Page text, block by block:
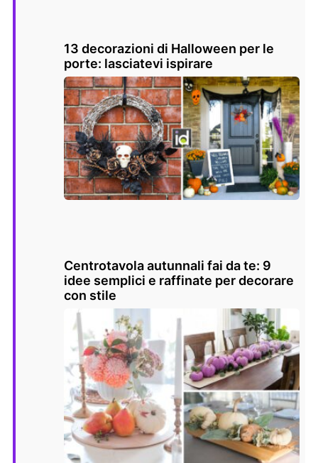
13 decorazioni di Halloween per le
porte: lasciatevi ispirare
Centrotavola autunnali fai da te: 9
idee semplici e raffinate per decorare
con stile